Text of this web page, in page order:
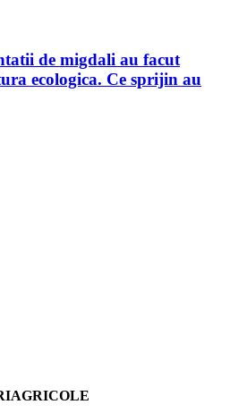
de migdali au facut
ecologica. Ce sprijin au